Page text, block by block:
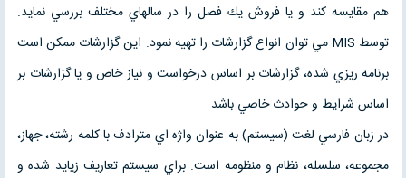
هم مقايسه كند و يا فروش يك فصل را در سالهاي مختلف بررسي نمايد.
توسط MIS مي توان انواع گزارشات را تهيه نمود. اين گزارشات ممكن است
برنامه ريزي شده، گزارشات بر اساس درخواست و نياز خاص و يا گزارشات بر
اساس شرايط و حوادث خاصي باشد.
در زبان فارسي لغت (سيستم) به عنوان واژه اي مترادف با كلمه رشته، جهاز،
مجموعه، سلسله، نظام و منظومه است. براي سيستم تعاريف زيايد شده و